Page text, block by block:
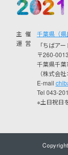
主催
千葉県（県
運営
「ちばア
〒260-
千葉県千
（株式会
E-mail
Tel 043-
※土日祝日